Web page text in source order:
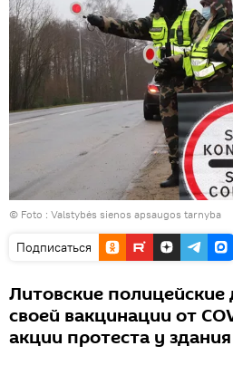
© Foto : Valstybės sienos apsaugos tarnyba
Подписаться
Литовские полицейские
своей вакцинации от
акции протеста у